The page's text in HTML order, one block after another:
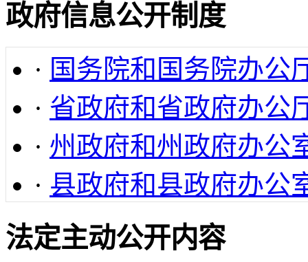
政府信息公开制度
· 国务院和国务院办公
· 省政府和省政府办公
· 州政府和州政府办公
· 县政府和县政府办公
法定主动公开内容